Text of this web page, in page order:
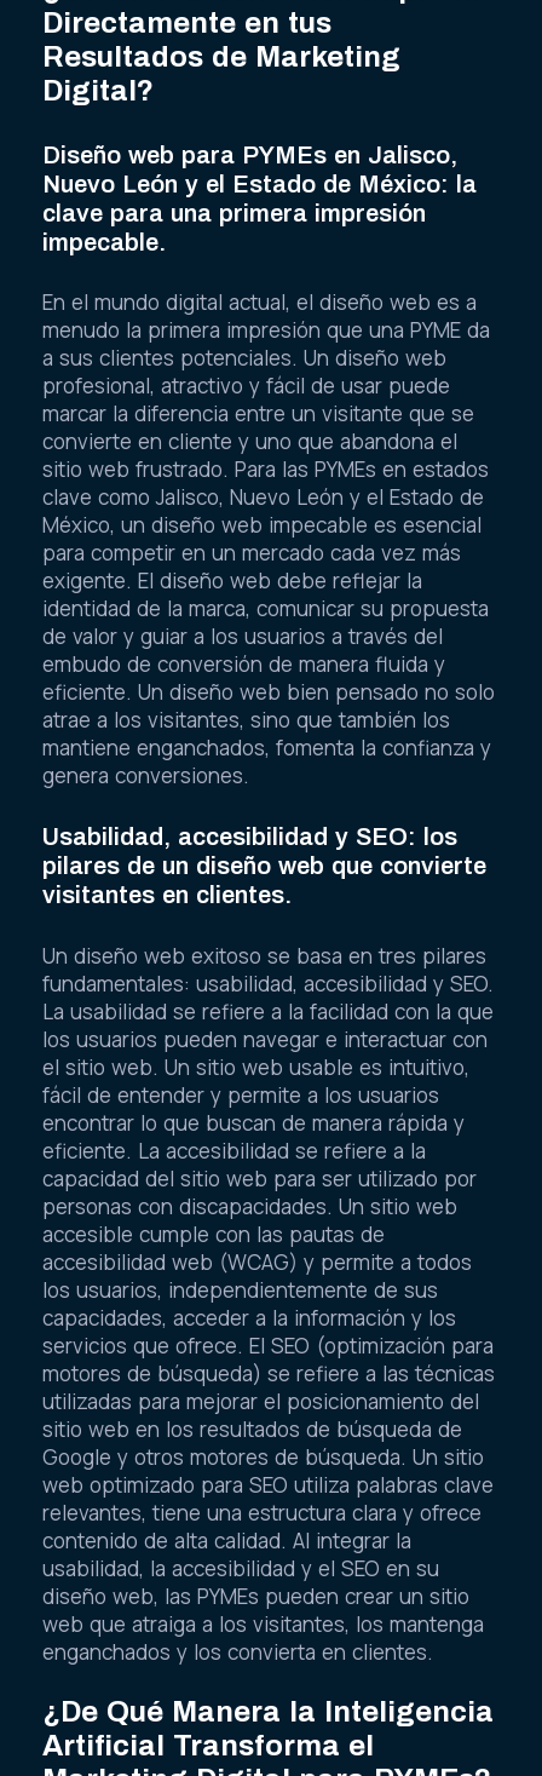
Directamente en tus
Resultados de Marketing
Digital?
Diseño web para PYMEs en Jalisco,
Nuevo León y el Estado de México: la
clave para una primera impresión
impecable.
En el mundo digital actual, el diseño web es a
menudo la primera impresión que una PYME da
a sus clientes potenciales. Un diseño web
profesional, atractivo y fácil de usar puede
marcar la diferencia entre un visitante que se
convierte en cliente y uno que abandona el
sitio web frustrado. Para las PYMEs en estados
clave como Jalisco, Nuevo León y el Estado de
México, un diseño web impecable es esencial
para competir en un mercado cada vez más
exigente. El diseño web debe reflejar la
identidad de la marca, comunicar su propuesta
de valor y guiar a los usuarios a través del
embudo de conversión de manera fluida y
eficiente. Un diseño web bien pensado no solo
atrae a los visitantes, sino que también los
mantiene enganchados, fomenta la confianza y
genera conversiones.
Usabilidad, accesibilidad y SEO: los
pilares de un diseño web que convierte
visitantes en clientes.
Un diseño web exitoso se basa en tres pilares
fundamentales: usabilidad, accesibilidad y SEO.
La usabilidad se refiere a la facilidad con la que
los usuarios pueden navegar e interactuar con
el sitio web. Un sitio web usable es intuitivo,
fácil de entender y permite a los usuarios
encontrar lo que buscan de manera rápida y
eficiente. La accesibilidad se refiere a la
capacidad del sitio web para ser utilizado por
personas con discapacidades. Un sitio web
accesible cumple con las pautas de
accesibilidad web (WCAG) y permite a todos
los usuarios, independientemente de sus
capacidades, acceder a la información y los
servicios que ofrece. El SEO (optimización para
motores de búsqueda) se refiere a las técnicas
utilizadas para mejorar el posicionamiento del
sitio web en los resultados de búsqueda de
Google y otros motores de búsqueda. Un sitio
web optimizado para SEO utiliza palabras clave
relevantes, tiene una estructura clara y ofrece
contenido de alta calidad. Al integrar la
usabilidad, la accesibilidad y el SEO en su
diseño web, las PYMEs pueden crear un sitio
web que atraiga a los visitantes, los mantenga
enganchados y los convierta en clientes.
¿De Qué Manera la Inteligencia
Artificial Transforma el